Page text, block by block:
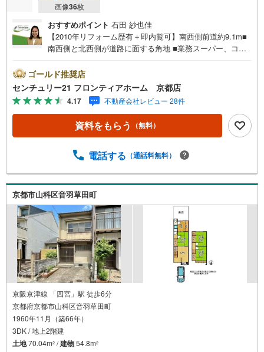
画像36枚
おすすめポイント 石田 紗也佳
【2010年リフォーム歴有＋即内覧可】南西側前道約9.1m■
南西側と北西側が道路に面する角地 ■業務スーパー、コン
歩約6分圏内でアクセス良好 特徴・陵ケ岡小学校まで徒歩
約3分で通学便利な立地・和室2室と洋室1室が揃う使い勝手
の良い間取りです・落ち着いた暮らしが叶う閑静な住宅街
に位置します 過去リフォーム内容（2010年実施）・ユニッ
トバス新設、洗面台新設・ウォシュレットトイレ、洗濯パ
ン新設 立地・陵ケ岡小学校まで徒歩約3分・花山中学校ま
ファイナンシャルプランナーが資金計画をサポート！2.買
んの銀行と繋がりがあるため、最も低金利になるように審
査が可能！4.物件のお引渡し後に必要になったお家のリフ
ォームも弊社のリフォームプランナーがご提案5.定期的に
ご連絡を繋ぎ、有事の際に迅速にサポートいたしますお気
軽にお問合せください！
ゴールド推奨店
センチュリー21 フロンティアホーム 京都店
4.17 不動産会社レビュー 28件
資料をもらう （無料）
電話する （通話料無料）
京都市山科区音羽草田町
京阪京津線 「四宮」駅 徒歩6分
京都府京都市山科区音羽草田町
1960年11月（築66年）
3DK / 地上2階建
土地70.04m2 /建物54.8m2